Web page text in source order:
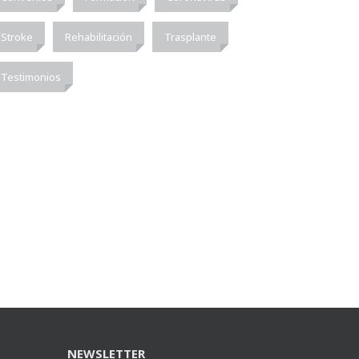
Stroke Rehabilitación Trasplante
Testimonios
NEWSLETTER